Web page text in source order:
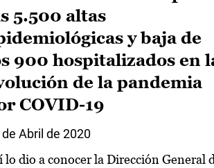
5.500 altas
y baja de
900 hospitalizados en
de la pandemia
COVID-19
de Abril de 2020
lo dio a conocer la Dirección General